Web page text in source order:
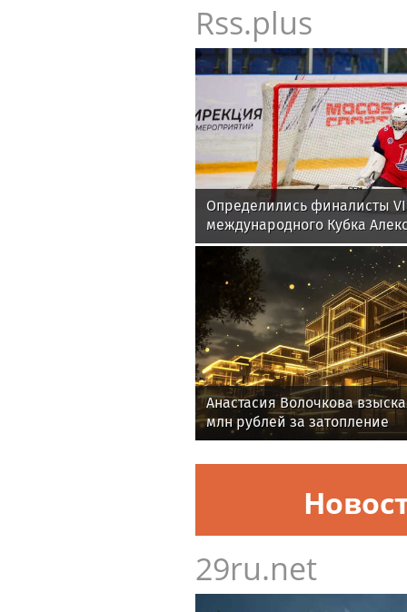
Rss.plus
Определились финалисты
международного Кубка
Анастасия Волочкова
млн рублей за затопление
29ru.net